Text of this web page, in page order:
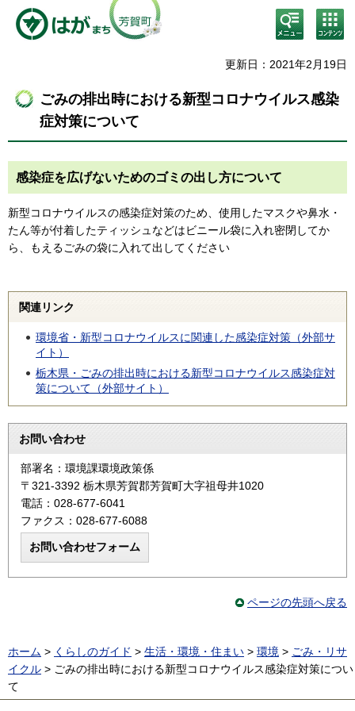
検
索・
メニ
コン
テン
ニュ
更新日：2021年2月19日
ごみの排出時における新型コロナウイルス感染
症対策について
感染症を広げないためのゴミの出し方について
新型コロナウイルスの感染症対策のため、使用したマスクや鼻水・
たん等が付着したティッシュなどはビニール袋に入れ密閉してか
ら、もえるごみの袋に入れて出してください
関連リンク
環境省・新型コロナウイルスに関連した感染症対策（外部サ
イト）
栃木県・ごみの排出時における新型コロナウイルス感染症対
策について（外部サイト）
お問い合わせ
部署名：環境課環境政策係
〒321-3392 栃木県芳賀郡芳賀町大字祖母井1020
電話：028-677-6041
ファクス：028-677-6088
ページの先頭へ戻る
ホーム > くらしのガイド > 生活・環境・住まい > 環境 > ごみ・リサ
イクル > ごみの排出時における新型コロナウイルス感染症対策につい
て